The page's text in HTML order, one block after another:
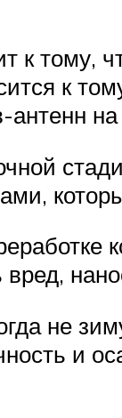
к тому,
к
на
вред,
не
и